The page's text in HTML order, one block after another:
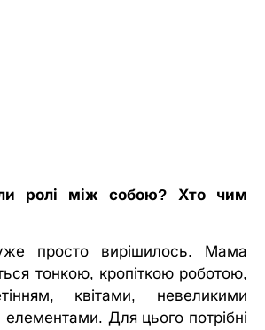
ролі між собою? Хто чим
просто вирішилось. Мама
тонкою, кропіткою роботою,
квітами, невеликими
Для цього потрібні